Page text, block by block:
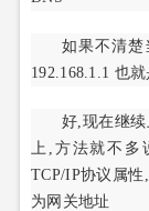
如果不清楚
192.168.1.1 也
好,现在继
上,方法就不多
TCP/IP协议属
为网关地址